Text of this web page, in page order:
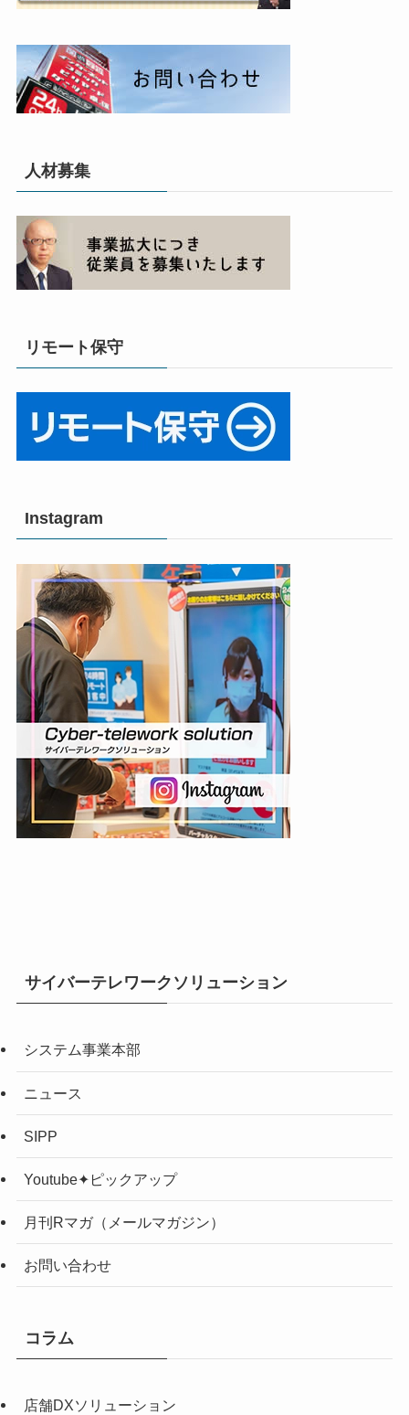
人材募集
リモート保守
Instagram
サイバーテレワークソリューション
システム事業本部
ニュース
SIPP
Youtube✦ピックアップ
月刊Rマガ（メールマガジン）
お問い合わせ
コラム
店舗DXソリューション